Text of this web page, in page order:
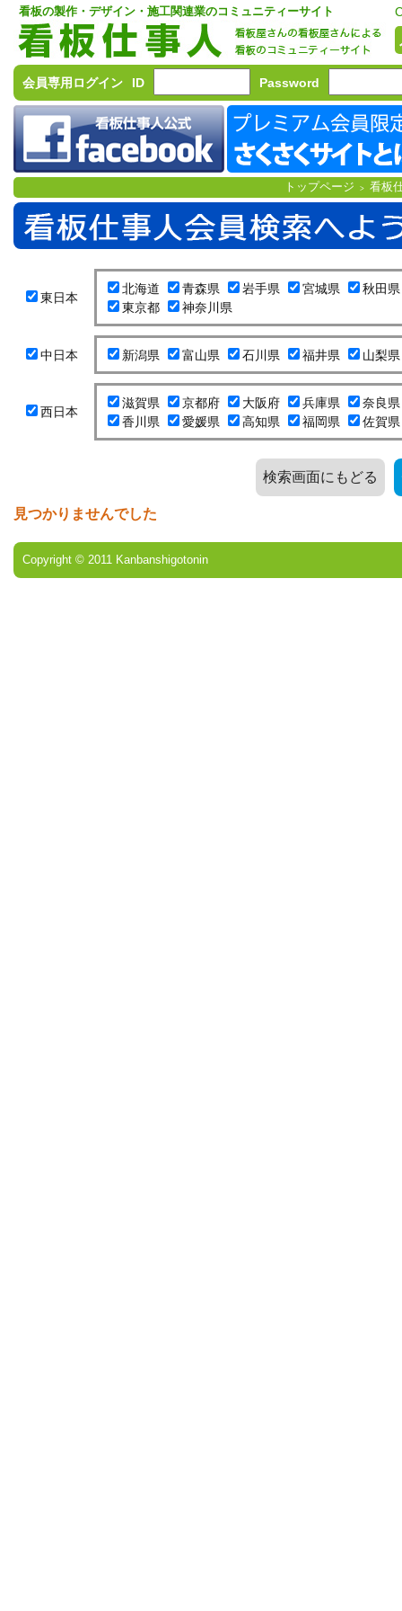
看板の製作・デザイン・施工関連業のコミュニティーサイト
会員専用ログイン ID Password
トップページ > 看板
東日本
北海道 青森県 岩手県 宮城県
秋田県
東京都
神奈川県
中日本 新潟県 富山県 石川県 福井県 山梨県
西日本
滋賀県 京都府 大阪府 兵庫県
奈良県
香川県
愛媛県 高知県 福岡県 佐賀県
検索画面にもどる
見つかりませんでした
Copyright © 2011 Kanbanshigotonin